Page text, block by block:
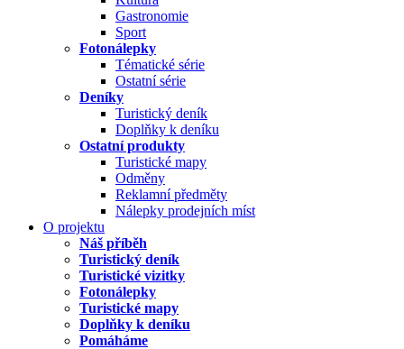
Gastronomie
Sport
Fotonálepky
Tématické série
Ostatní série
Deníky
Turistický deník
Doplňky k deníku
Ostatní produkty
Turistické mapy
Odměny
Reklamní předměty
Nálepky prodejních míst
O projektu
Náš příběh
Turistický deník
Turistické vizitky
Fotonálepky
Turistické mapy
Doplňky k deníku
Pomáháme